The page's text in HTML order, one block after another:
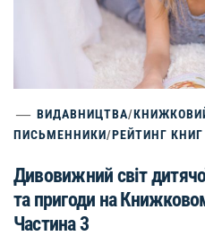
ВИДАВНИЦТВА/
ПИСЬМЕННИКИ/РЕЙТИНГ КНИГ
Дивовижний світ
та пригоди на
Частина 3